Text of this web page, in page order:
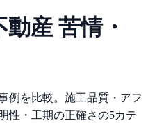
動産 苦情・
例を比較。施工品質・アフ
性・工期の正確さの5カテ